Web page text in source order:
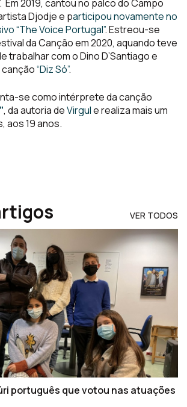
Em 2019, cantou no palco do Campo
Djodje e participou novamente no
“The Voice Portugal”. Estreou-se
da Canção em 2020, aquando teve
trabalhar com o Dino D’Santiago e
canção“Diz Só”.
se como intérprete da canção
, da autoria deVirgule realiza mais um
aos 19 anos.
VER TODOS
português que votou nas atuações